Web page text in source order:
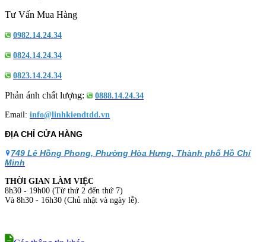
Tư Vấn Mua Hàng
0982.14.24.34
0824.14.24.34
0823.14.24.34
Phản ánh chất lượng: 0888.14.24.34
Email: info@linhkiendtdd.vn
ĐỊA CHỈ CỬA HÀNG
749 Lê Hồng Phong, Phường Hòa Hưng, Thành phố Hồ Chí
Minh
THỜI GIAN LÀM VIỆC
8h30 - 19h00 (Từ thứ 2 đến thứ 7)
Và 8h30 - 16h30 (Chủ nhật và ngày lễ).